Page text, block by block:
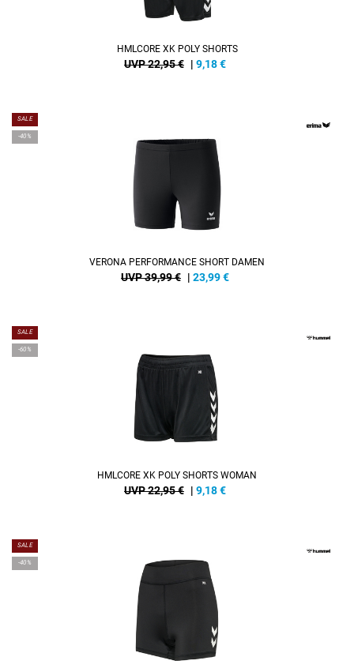
HMLCORE XK POLY SHORTS
UVP 22,95 € | 9,18€
SALE
-40%
VERONA PERFORMANCE SHORT DAMEN
UVP 39,99 € | 23,99€
SALE
-60%
HMLCORE XK POLY SHORTS WOMAN
UVP 22,95 € | 9,18€
SALE
-40%